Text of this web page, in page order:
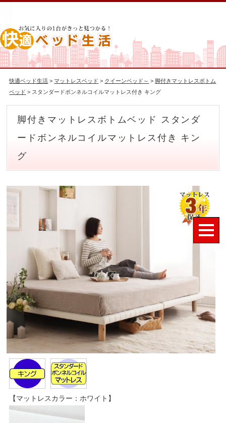
快適ベッド生活 > マットレスベッド > クイーンベッド～ > 脚付きマットレスボトム
ベッド > スタンダードボンネルコイルマットレス付き キング
脚付きマットレスボトムベッド スタンダ
ードボンネルコイルマットレス付き キン
グ
【マットレスカラー：ホワイト】